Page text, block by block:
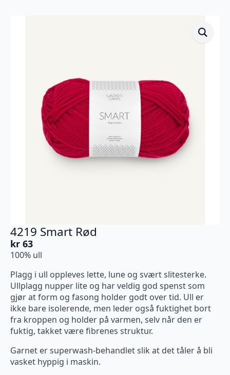
4219 Smart Rød
kr 63
100% ull
Plagg i ull oppleves lette, lune og svært slitesterke.
Ullplagg nupper lite og har veldig god spenst som
gjør at form og fasong holder godt over tid. Ull er
ikke bare isolerende, men leder også fuktighet bort
fra kroppen og holder på varmen, selv når den er
fuktig, takket være fibrenes struktur.
Garnet er superwash-behandlet slik at det tåler å bli
vasket hyppig i maskin.